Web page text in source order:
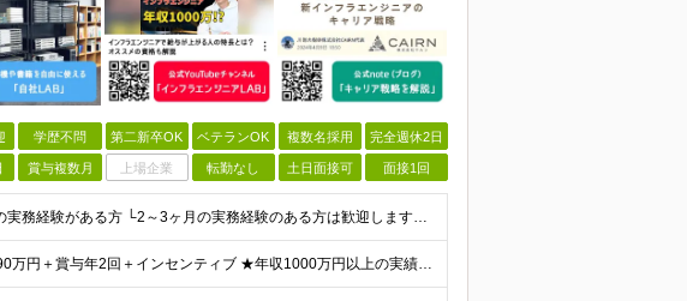
学歴不問 第二新卒OK ベテランOK 複数名採用 完全週休2日
賞与複数月 上場企業 転勤なし 土日面接可 面接1回
【応募要件】 ◎IT業界で何らかの実務経験がある方 └2～3ヶ月の実務経験のある方は歓迎します！ 例）PCキッティングやモバイル通信基地局の業務経験者など インフラエンジニアとして経験のある方は、
【前職給与保証】 月給23.3万～90万円＋賞与年2回＋インセンティブ ★年収1000万円以上の実績あり！ ※上記月給には月20～30時間分（2万9,300円～21万7,900円）の固定残業代を含み